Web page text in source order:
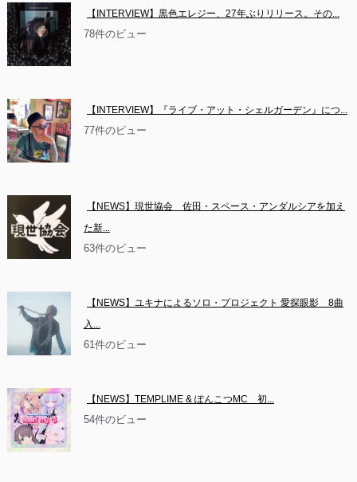
【INTERVIEW】黒色エレジー、27年ぶりリリース。その...
78件のビュー
【INTERVIEW】『ライブ・アット・シェルガーデン』につ...
77件のビュー
【NEWS】現世協会　佐田・スペース・アンダルシアを加え
た新...
63件のビュー
【NEWS】ユキナによるソロ・プロジェクト 愛探眼影　8曲
入...
61件のビュー
【NEWS】TEMPLIME & ぽんこつMC　初...
54件のビュー